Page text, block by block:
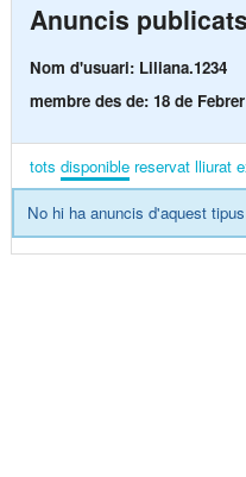
Anuncis publicats
Nom d'usuari: Liliana.1234
membre des de: 18 de Febrer
tots disponible reservat lliurat
No hi ha anuncis d'aquest